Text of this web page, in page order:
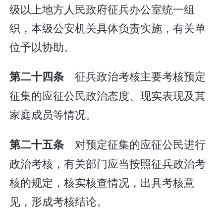
级以上地方人民政府征兵办公室统一组
织，本级公安机关具体负责实施，有关单
位予以协助。
第二十四条 征兵政治考核主要考核预定
征集的应征公民政治态度、现实表现及其
家庭成员等情况。
第二十五条 对预定征集的应征公民进行
政治考核，有关部门应当按照征兵政治考
核的规定，核实核查情况，出具考核意
见，形成考核结论。